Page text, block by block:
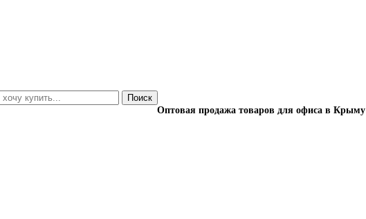
Поиск
Оптовая продажа товаров для офиса в Крыму